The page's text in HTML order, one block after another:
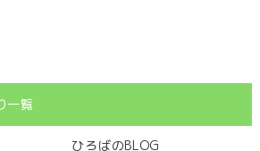
一覧
ひろばのBLOG